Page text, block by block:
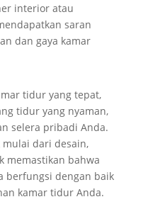
interior atau
saran
dan gaya kamar
tidur yang tepat,
tidur yang nyaman,
selera pribadi Anda.
mulai dari desain,
memastikan bahwa
berfungsi dengan baik
kamar tidur Anda.